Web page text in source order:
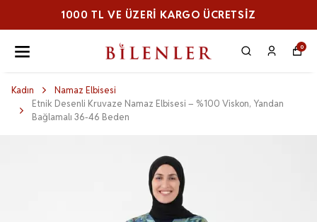
1000 TL VE ÜZERI KARGO ÜCRETSİZ
0
Kadın
Namaz Elbisesi
Etnik Desenli Kruvaze Namaz Elbisesi – %100 Viskon, Yandan
Bağlamalı 36-46 Beden